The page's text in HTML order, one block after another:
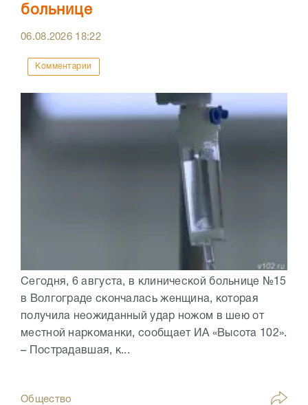
больнице
06.08.2026 18:22
Комментарии
Сегодня, 6 августа, в клинической больнице №15
в Волгограде скончалась женщина, которая
получила неожиданный удар ножом в шею от
местной наркоманки, сообщает ИА «Высота 102».
– Пострадавшая, к...
Общество